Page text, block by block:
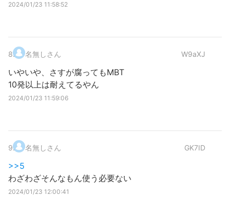
2024/01/23 11:58:52
8. 名無しさん W9aXJ
いやいや、さすが腐ってもMBT
10発以上は耐えてるやん
2024/01/23 11:59:06
9. 名無しさん GK7ID
>>5
わざわざそんなもん使う必要ない
2024/01/23 12:00:41